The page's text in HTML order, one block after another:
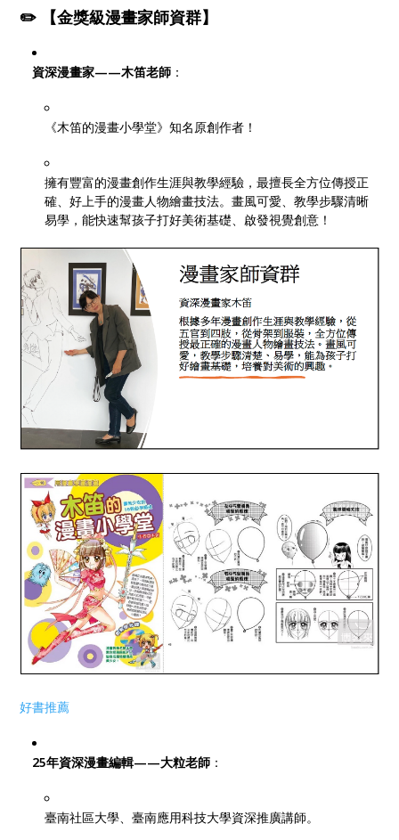
✏️ 【金獎級漫畫家師資群】
資深漫畫家——木笛老師 ：
《木笛的漫畫小學堂》知名原創作者！
擁有豐富的漫畫創作生涯與教學經驗，最擅長全方位傳授正
確、好上手的漫畫人物繪畫技法。畫風可愛、教學步驟清晰
易學，能快速幫孩子打好美術基礎、啟發視覺創意！
好書推薦
25年資深漫畫編輯——大粒老師 ：
臺南社區大學、臺南應用科技大學資深推廣講師。